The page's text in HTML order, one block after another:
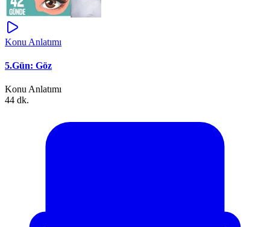
Konu Anlatımı
5.Gün: Göz
Konu Anlatımı
44 dk.